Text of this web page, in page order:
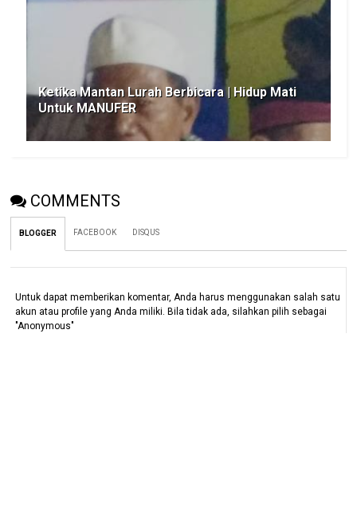
Ketika Mantan Lurah Berbicara | Hidup Mati
Untuk MANUFER
COMMENTS
BLOGGER FACEBOOK DISQUS
Untuk dapat memberikan komentar, Anda harus menggunakan salah satu
akun atau profile yang Anda miliki. Bila tidak ada, silahkan pilih sebagai
"Anonymous"